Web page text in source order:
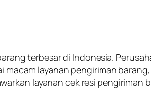
terbesar di Indonesia.
layanan pengiriman barang,
layanan cek resi pengiriman